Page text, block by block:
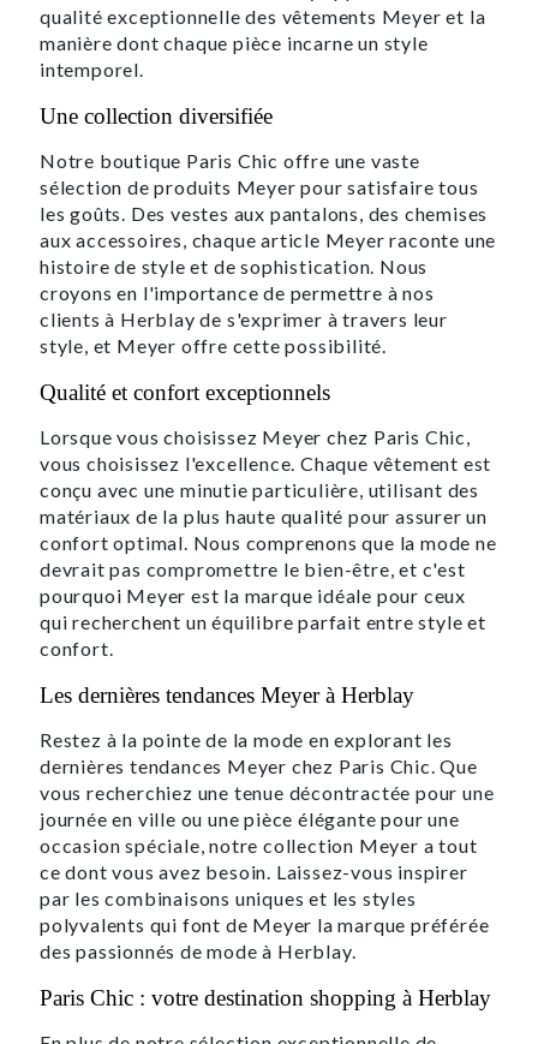
qualité exceptionnelle des vêtements Meyer et la
manière dont chaque pièce incarne un style
intemporel.
Une collection diversifiée
Notre boutique Paris Chic offre une vaste
sélection de produits Meyer pour satisfaire tous
les goûts. Des vestes aux pantalons, des chemises
aux accessoires, chaque article Meyer raconte une
histoire de style et de sophistication. Nous
croyons en l'importance de permettre à nos
clients à Herblay de s'exprimer à travers leur
style, et Meyer offre cette possibilité.
Qualité et confort exceptionnels
Lorsque vous choisissez Meyer chez Paris Chic,
vous choisissez l'excellence. Chaque vêtement est
conçu avec une minutie particulière, utilisant des
matériaux de la plus haute qualité pour assurer un
confort optimal. Nous comprenons que la mode ne
devrait pas compromettre le bien-être, et c'est
pourquoi Meyer est la marque idéale pour ceux
qui recherchent un équilibre parfait entre style et
confort.
Les dernières tendances Meyer à Herblay
Restez à la pointe de la mode en explorant les
dernières tendances Meyer chez Paris Chic. Que
vous recherchiez une tenue décontractée pour une
journée en ville ou une pièce élégante pour une
occasion spéciale, notre collection Meyer a tout
ce dont vous avez besoin. Laissez-vous inspirer
par les combinaisons uniques et les styles
polyvalents qui font de Meyer la marque préférée
des passionnés de mode à Herblay.
Paris Chic : votre destination shopping à Herblay